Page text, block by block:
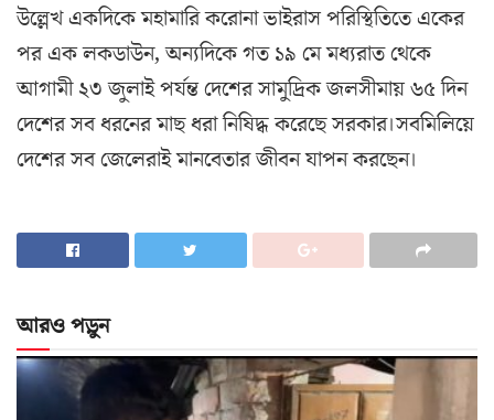
উল্লেখ একদিকে মহামারি করোনা ভাইরাস পরিস্থিতিতে একের
পর এক লকডাউন, অন্যদিকে গত ১৯ মে মধ্যরাত থেকে
আগামী ২৩ জুলাই পর্যন্ত দেশের সামুদ্রিক জলসীমায় ৬৫ দিন
দেশের সব ধরনের মাছ ধরা নিষিদ্ধ করেছে সরকার।সবমিলিয়ে
দেশের সব জেলেরাই মানবেতার জীবন যাপন করছেন।
আরও পড়ুন